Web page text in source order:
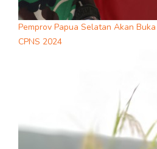
Pemprov Papua Selatan Akan
CPNS 2024